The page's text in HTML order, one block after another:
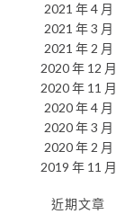
2021 年 4 月
2021 年 3 月
2021 年 2 月
2020 年 12 月
2020 年 11 月
2020 年 4 月
2020 年 3 月
2020 年 2 月
2019 年 11 月
近期文章